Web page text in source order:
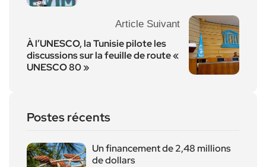
Article Suivant
À l’UNESCO, la Tunisie pilote les
discussions sur la feuille de route «
UNESCO 80 »
Postes récents
Un financement de 2,48 millions
de dollars